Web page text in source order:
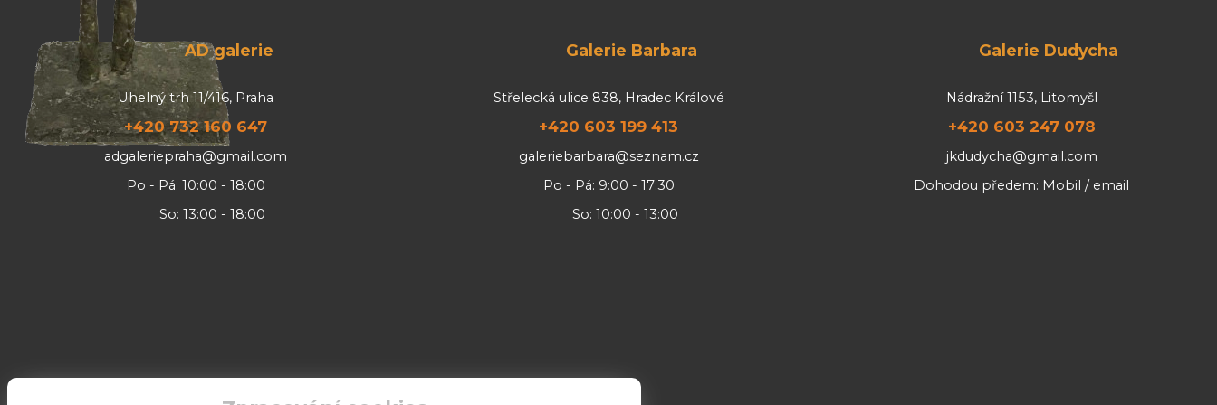
AD galerie
Uhelný trh 11/416, Praha
+420 732 160 647
adgaleriepraha@gmail.com
Po - Pá: 10:00 - 18:00
So: 13:00 - 18:00
Galerie Barbara
Střelecká ulice 838, Hradec Králové
+420 603 199 413
galeriebarbara@seznam.cz
Po - Pá: 9:00 - 17:30
So: 10:00 - 13:00
Galerie Dudycha
Nádražní 1153, Litomyšl
+420 603 247 078
jkdudycha@gmail.com
Dohodou předem: Mobil / email